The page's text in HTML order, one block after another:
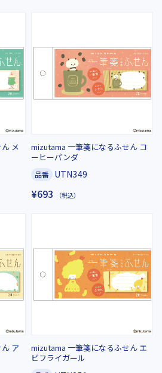
メ
mizutama 一筆箋になるふせん コ
ーヒーパンダ
品番 UTN349
¥693 （税込）
ア
mizutama 一筆箋になるふせん エ
ビフライガール